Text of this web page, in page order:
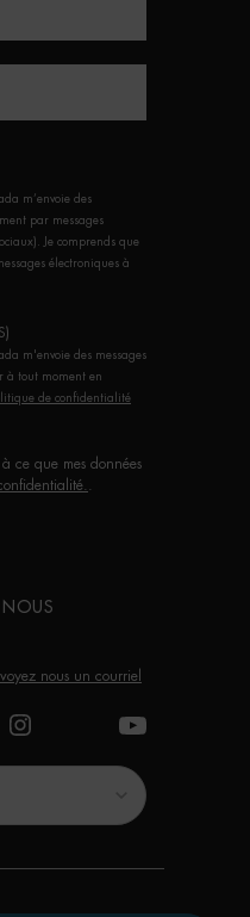
m’envoie des
par messages
Je comprends que
électroniques à
m'envoie des messages
à tout moment en
de confidentialité
ce que mes données
NOUS
nous un courriel